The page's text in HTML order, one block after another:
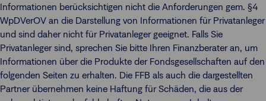
Informationen berücksichtigen nicht die Anforderungen gem. §4
WpDVerOV an die Darstellung von Informationen für Privatanleger
und sind daher nicht für Privatanleger geeignet. Falls Sie
Privatanleger sind, sprechen Sie bitte Ihren Finanzberater an, um
Informationen über die Produkte der Fondsgesellschaften auf den
folgenden Seiten zu erhalten. Die FFB als auch die dargestellten
Partner übernehmen keine Haftung für Schäden, die aus der